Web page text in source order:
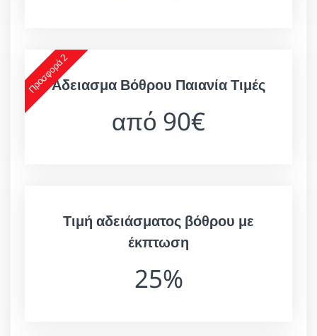
Προσφορά 2Άδειασμα Βόθρου Παιανία Τιμές
από 90€
Τιμή αδειάσματος βόθρου με
έκπτωση
25%